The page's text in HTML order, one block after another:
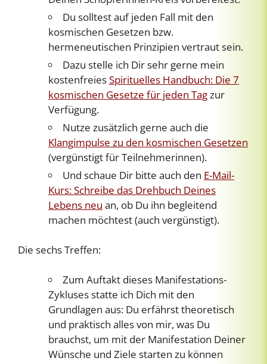
Du solltest auf jeden Fall mit den
kosmischen Gesetzen bzw.
hermeneutischen Prinzipien vertraut sein.
Dazu stelle ich Dir sehr gerne mein
kostenfreiesSpirituelles Handbuch: Die 7
kosmischen Gesetze für jeden Tagzur
Verfügung.
Nutze zusätzlich gerne auch die
Klangimpulse zu den kosmischen Gesetzen
(vergünstigt für Teilnehmerinnen).
Und schaue Dir bitte auch den E-Mail-
Kurs: Schreibe das Drehbuch Deines
Lebens neu an, ob Du ihn begleitend
machen möchtest (auch vergünstigt).
Die sechs Treffen:
Zum Auftakt dieses Manifestations-
Zykluses statte ich Dich mit den
Grundlagen aus: Du erfährst theoretisch
und praktisch alles von mir, was Du
brauchst, um mit der Manifestation Deiner
Wünsche und Ziele starten zu können